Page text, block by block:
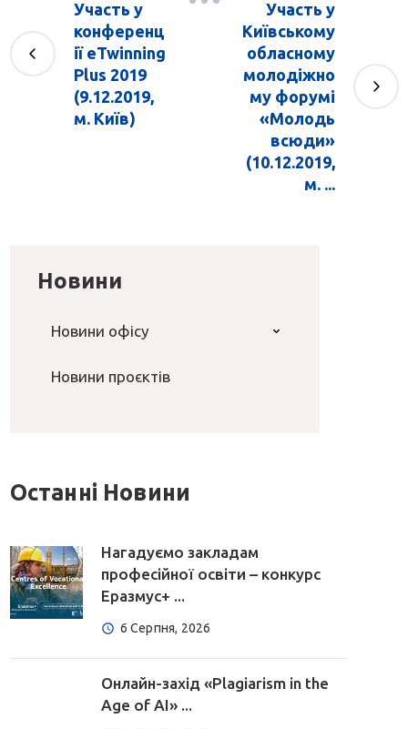
Участь у
конференц
ії eTwinning
Plus 2019
(9.12.2019,
м. Київ)
Участь у
Київському
обласному
молодіжно
му форумі
«Молодь
всюди»
(10.12.2019,
м. ...
Новини
Новини офісу
Новини проєктів
Останні Новини
Нагадуємо закладам
професійної освіти – конкурс
Еразмус+ ...
6 Серпня, 2026
Онлайн-захід «Plagiarism in the
Age of AI» ...